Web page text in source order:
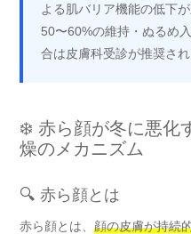
よる肌バリア機能の低下
50〜60%の維持・ぬるめ
合は皮膚科受診が推奨され
❄️ 赤ら顔が冬に悪化
燥のメカニズム
🔍 赤ら顔とは
赤ら顔とは、 顔の皮膚が持続